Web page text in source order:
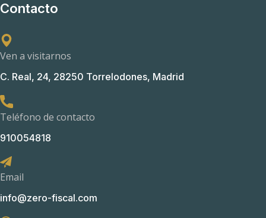
Contacto
Ven a visitarnos
C. Real, 24, 28250 Torrelodones, Madrid
Teléfono de contacto
910054818
Email
info@zero-fiscal.com